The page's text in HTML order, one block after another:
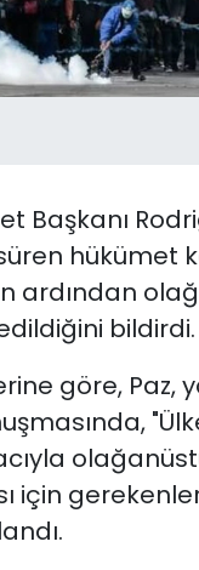
Başkanı
hükümet
ardından
bildirdi.
göre, Paz,
için